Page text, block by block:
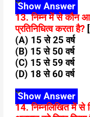
Show Answer
13. निम्न में से कौन
प्रतिनिधित्व करता है?
(A) 15 से 25 वर्ष
(B) 15 से 50 वर्ष
(C) 15 से 59 वर्ष
(D) 18 से 60 वर्ष
Show Answer
14. निम्नलिखित में